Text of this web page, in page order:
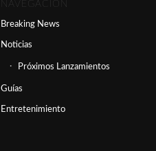
NAVEGACIÓN
Breaking News
Noticias
Próximos Lanzamientos
Guías
Entretenimiento